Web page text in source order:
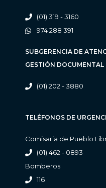
(01) 319 - 3160
974 288 391
SUBGERENCIA DE
GESTIÓN DOCUMENTAL
(01) 202 - 3880
TELÉFONOS DE
Comisaria de Pueblo
(01) 462 - 0893
Bomberos
116